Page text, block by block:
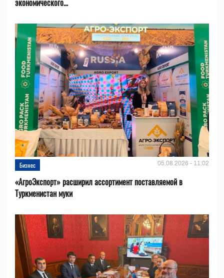
экономического...
Бизнес 05.08.2026 - 11:02
«АгроЭкспорт» расширил ассортимент поставляемой в
Туркменистан муки